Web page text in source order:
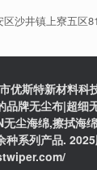
沙井镇上寮五区
优斯特新材料科
品牌无尘布|超细
尘海绵,擦拭海
种系列产品.